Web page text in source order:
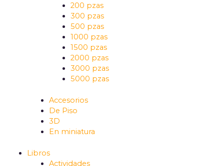
200 pzas
300 pzas
500 pzas
1000 pzas
1500 pzas
2000 pzas
3000 pzas
5000 pzas
Accesorios
De Piso
3D
En miniatura
Libros
Actividades